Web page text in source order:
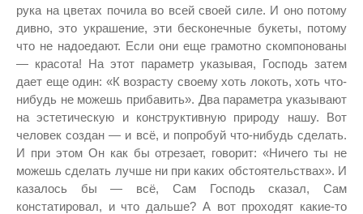
рука на цветах почила во всей своей силе. И оно потому
дивно, это украшение, эти бесконечные букеты, потому
что не надоедают. Если они еще грамотно скомпонованы
— красота! На этот параметр указывая, Господь затем
дает еще один: «К возрасту своему хоть локоть, хоть что-
нибудь не можешь прибавить». Два параметра указывают
на эстетическую и конструктивную природу нашу. Вот
человек создан — и всё, и попробуй что-нибудь сделать.
И при этом Он как бы отрезает, говорит: «Ничего ты не
можешь сделать лучше ни при каких обстоятельствах». И
казалось бы — всё, Сам Господь сказал, Сам
констатировал, и что дальше? А вот проходят какие-то